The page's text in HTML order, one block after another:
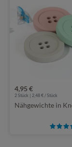
4,95 €
2 Stück | 2,48 € / Stück
Nähgewichte in